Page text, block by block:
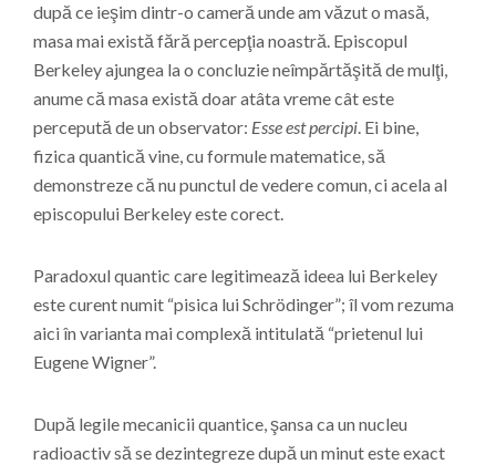
după ce ieşim dintr-o cameră unde am văzut o masă,
masa mai există fără percepţia noastră. Episcopul
Berkeley ajungea la o concluzie neîmpărtăşită de mulţi,
anume că masa există doar atâta vreme cât este
percepută de un observator: Esse est percipi. Ei bine,
fizica quantică vine, cu formule matematice, să
demonstreze că nu punctul de vedere comun, ci acela al
episcopului Berkeley este corect.
Paradoxul quantic care legitimează ideea lui Berkeley
este curent numit “pisica lui Schrödinger”; îl vom rezuma
aici în varianta mai complexă intitulată “prietenul lui
Eugene Wigner”.
După legile mecanicii quantice, şansa ca un nucleu
radioactiv să se dezintegreze după un minut este exact